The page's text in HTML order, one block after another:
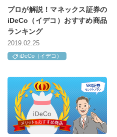
プロが解説！マネックス証券の
iDeCo（イデコ）おすすめ商品
ランキング
2019.02.25
iDeCo（イデコ）